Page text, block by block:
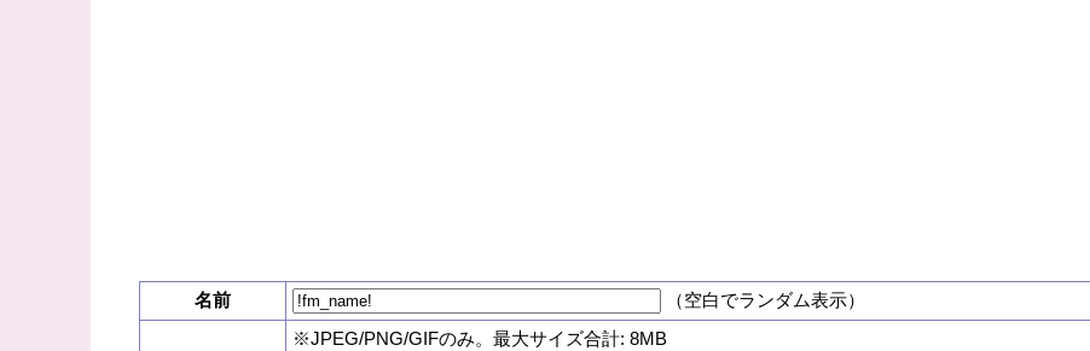
名前 （空白でランダム表示）
※JPEG/PNG/GIFのみ。最大サイズ合計: 8MB